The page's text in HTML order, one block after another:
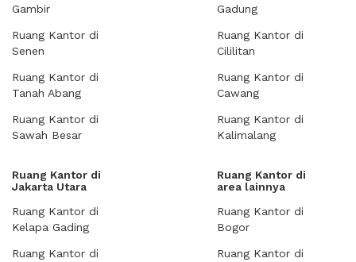
Gambir
Ruang Kantor di
Senen
Ruang Kantor di
Tanah Abang
Ruang Kantor di
Sawah Besar
Gadung
Ruang Kantor di
Cililitan
Ruang Kantor di
Cawang
Ruang Kantor di
Kalimalang
Ruang Kantor di
Jakarta Utara
Ruang Kantor di
Kelapa Gading
Ruang Kantor di
Ruang Kantor di
area lainnya
Ruang Kantor di
Bogor
Ruang Kantor di